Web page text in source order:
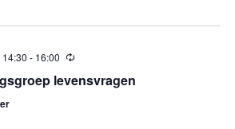
- 16:00 Terugkerend
levensvragen